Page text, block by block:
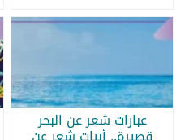
عبارات شعر عن البحر